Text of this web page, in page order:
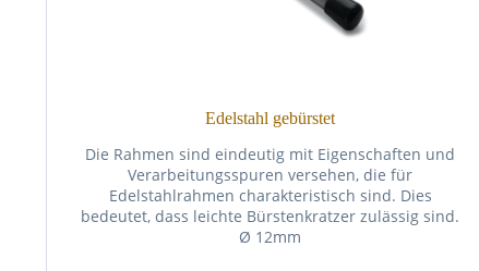
Edelstahl gebürstet
Die Rahmen sind eindeutig mit Eigenschaften und
Verarbeitungsspuren versehen, die für
Edelstahlrahmen charakteristisch sind. Dies
bedeutet, dass leichte Bürstenkratzer zulässig sind.
Ø 12mm